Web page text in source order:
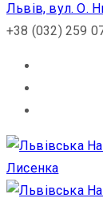
Львів, вул. О.
+38 (032) 259